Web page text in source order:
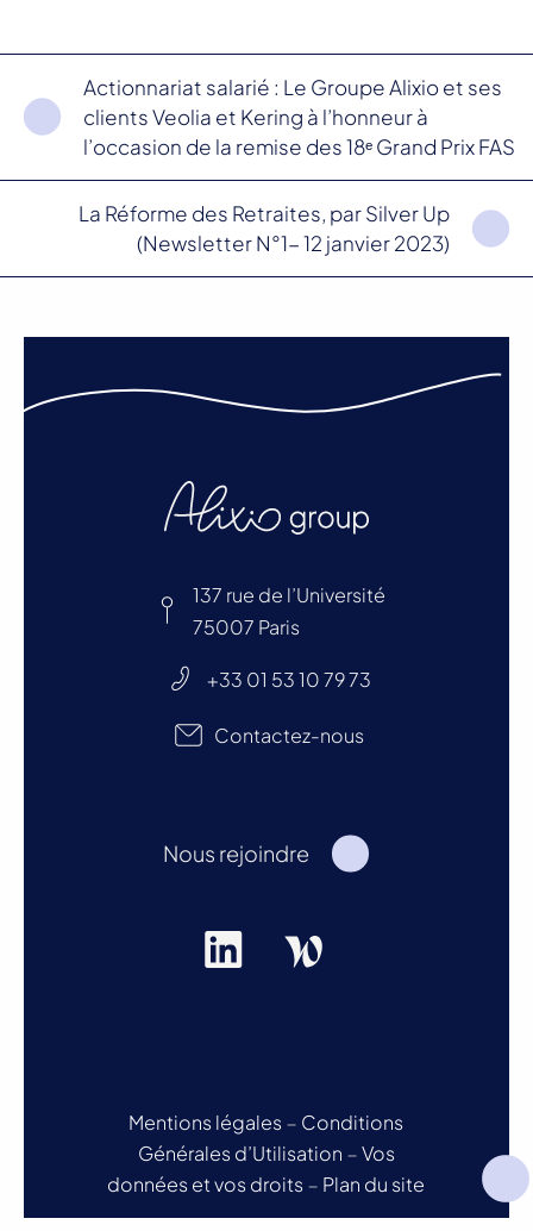
Actionnariat salarié : Le Groupe Alixio et ses
clients Veolia et Kering à l’honneur à
l’occasion de la remise des 18ᵉ Grand Prix FAS
La Réforme des Retraites, par Silver Up
(Newsletter N°1- 12 janvier 2023)
137 rue de l’Université
75007 Paris
+33 01 53 10 79 73
Contactez-nous
Nous rejoindre
Mentions légales – Conditions
Générales d’Utilisation –Vos
données et vos droits – Plan du site